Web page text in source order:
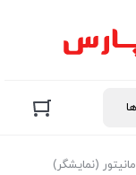
مانیتور (نمایشگر)